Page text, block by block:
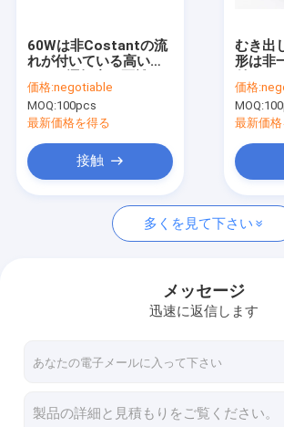
品質管理
私達に連絡しなさい
引用を要求しなさい
マイクロウェーブ モーションセンサー
PIRのモーションセンサー
調光可能モーションセンサー
60Wは非Costantの流
れが付いている高い湾
た
価格:negotiable
MOQ:100pcs
最新価格を得る
接触
むき出
形は非
を隔離
価格:
MOQ:
最新価
多くを見て下さい
メッセージ
迅速に返信します